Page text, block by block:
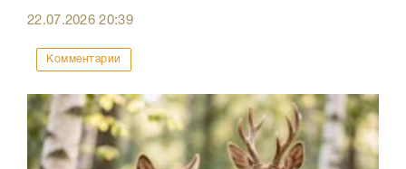
22.07.202620:39
Комментарии